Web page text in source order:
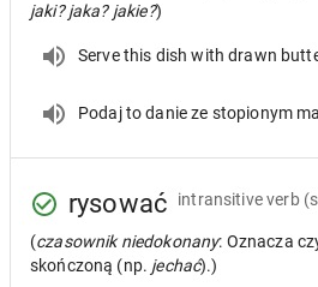
jaki? jaka? jakie?)
Serve this dish with drawn
Podaj to danie ze stopionym
rysować intransitive verb
(czasownik niedokonany: Oznacza
skończoną (np. jechać).)